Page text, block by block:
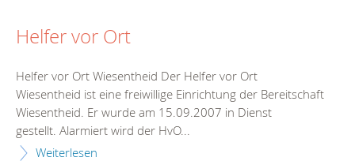
Helfer vor Ort
Helfer vor Ort Wiesentheid Der Helfer vor Ort
Wiesentheid ist eine freiwillige Einrichtung der Bereitschaft
Wiesentheid. Er wurde am 15.09.2007 in Dienst
gestellt. Alarmiert wird der HvO...
Weiterlesen